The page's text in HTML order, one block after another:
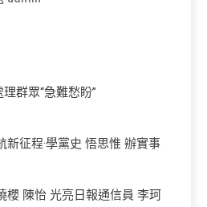
群眾“急難愁盼”
征程·學黨史 悟思惟 辦實事
陳怡 光亮日報通信員 李珂